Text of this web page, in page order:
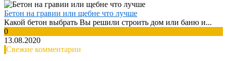
Бетон на гравии или щебне что лучше
Какой бетон выбрать Вы решили строить дом или баню и...
0
13.08.2020
Свежие комментарии